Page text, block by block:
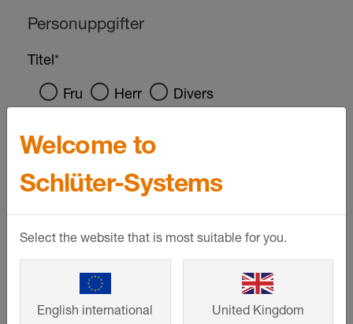
Welcome to
Schlüter-Systems
Select the website that is most suitable for you.
English international United Kingdom